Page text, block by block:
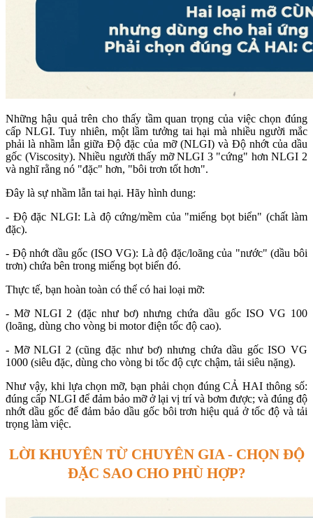
Những hậu quả trên cho thấy tầm quan trọng của việc chọn đúng
cấp NLGI. Tuy nhiên, một lầm tưởng tai hại mà nhiều người mắc
phải là nhầm lẫn giữa Độ đặc của mỡ (NLGI) và Độ nhớt của dầu
gốc (Viscosity). Nhiều người thấy mỡ NLGI 3 "cứng" hơn NLGI 2
và nghĩ rằng nó "đặc" hơn, "bôi trơn tốt hơn".
Đây là sự nhầm lẫn tai hại. Hãy hình dung:
- Độ đặc NLGI: Là độ cứng/mềm của "miếng bọt biển" (chất làm
đặc).
- Độ nhớt dầu gốc (ISO VG): Là độ đặc/loãng của "nước" (dầu bôi
trơn) chứa bên trong miếng bọt biển đó.
Thực tế, bạn hoàn toàn có thể có hai loại mỡ:
- Mỡ NLGI 2 (đặc như bơ) nhưng chứa dầu gốc ISO VG 100
(loãng, dùng cho vòng bi motor điện tốc độ cao).
- Mỡ NLGI 2 (cũng đặc như bơ) nhưng chứa dầu gốc ISO VG
1000 (siêu đặc, dùng cho vòng bi tốc độ cực chậm, tải siêu nặng).
Như vậy, khi lựa chọn mỡ, bạn phải chọn đúng CẢ HAI thông số:
đúng cấp NLGI để đảm bảo mỡ ở lại vị trí và bơm được; và đúng độ
nhớt dầu gốc để đảm bảo dầu gốc bôi trơn hiệu quả ở tốc độ và tải
trọng làm việc.
LỜI KHUYÊN TỪ CHUYÊN GIA - CHỌN ĐỘ
ĐẶC SAO CHO PHÙ HỢP?